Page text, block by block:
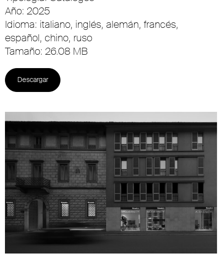
Año: 2025
Idioma: italiano, inglés, alemán, francés,
español, chino, ruso
Tamaño: 26.08 MB
Descargar